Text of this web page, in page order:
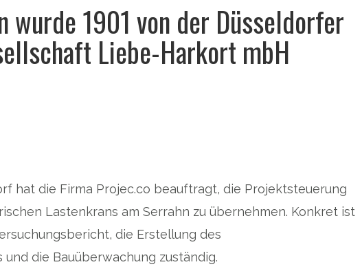
wurde 1901 von der Düsseldorfer
Liebe-Harkort mbH
hat die Firma Projec.co beauftragt, die Projektsteuerung
Lastenkrans am Serrahn zu übernehmen. Konkret ist
die Erstellung des
die Bauüberwachung zuständig.